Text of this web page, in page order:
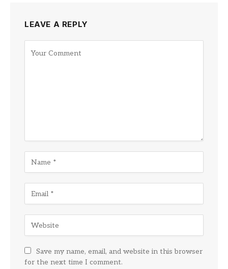
LEAVE A REPLY
Save my name, email, and website in this browser
for the next time I comment.